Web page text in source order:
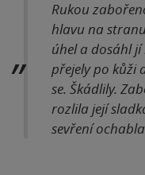
Rukou
hlavu na
úhel a dosáhl
přejely po kůži
se. Škádlily.
rozlila její
sevření